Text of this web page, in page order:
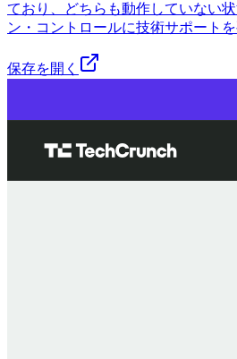
ており、どちらも動作していない
ン・コントロールに技術サポートを
保存を開く